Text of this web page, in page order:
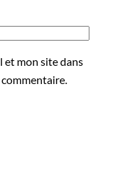
et mon site dans